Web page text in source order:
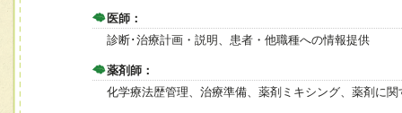
医師：
診断･治療計画・説明、患者・他職種への情報提供
薬剤師：
化学療法歴管理、治療準備、薬剤ミキシング、薬剤に関